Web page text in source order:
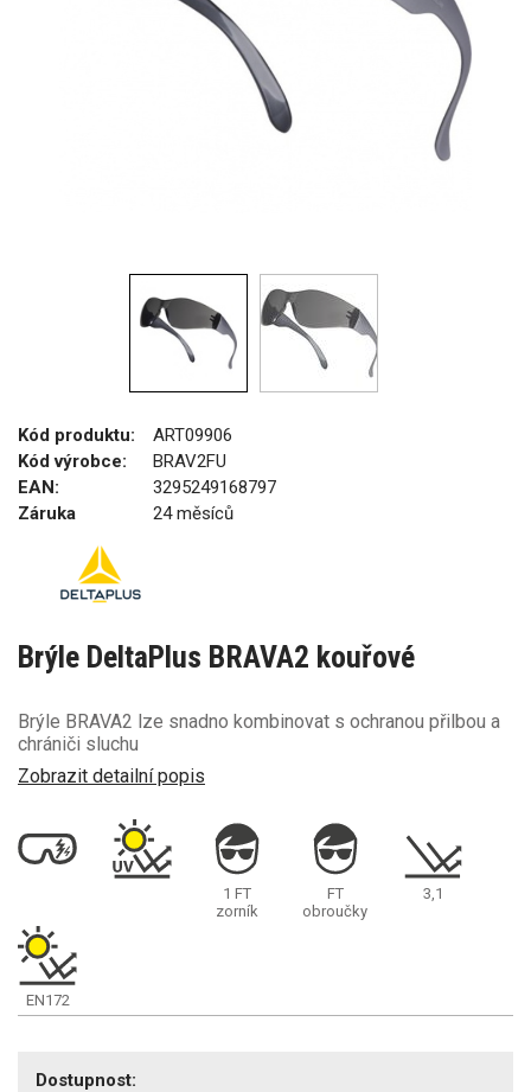
Kód produktu:
ART09906
Kód výrobce:
BRAV2FU
EAN:
3295249168797
Záruka
24 měsíců
Brýle DeltaPlus BRAVA2 kouřové
Brýle BRAVA2 lze snadno kombinovat s ochranou přilbou a
chrániči sluchu
Zobrazit detailní popis
1 FT
zorník
FT
obroučky
3,1
EN172
Dostupnost: